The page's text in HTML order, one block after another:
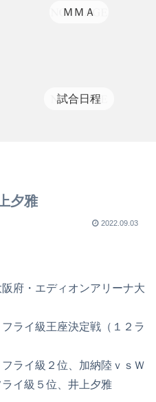
ＭＭＡ
試合日程
夕雅
2022.09.03
府・エディオンアリーナ大
ライ級王座決定戦（１２ラ
ライ級２位、加納陸ｖｓＷ
イ級５位、井上夕雅